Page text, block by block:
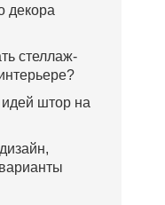
декора
стеллаж-
штор на